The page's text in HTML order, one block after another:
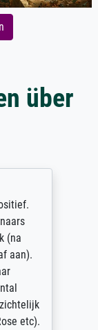
über
(na
aan).
etc).